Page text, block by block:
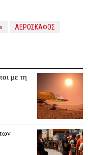
ΑΕΡΟΣΚΆΦΟΣ
με τη